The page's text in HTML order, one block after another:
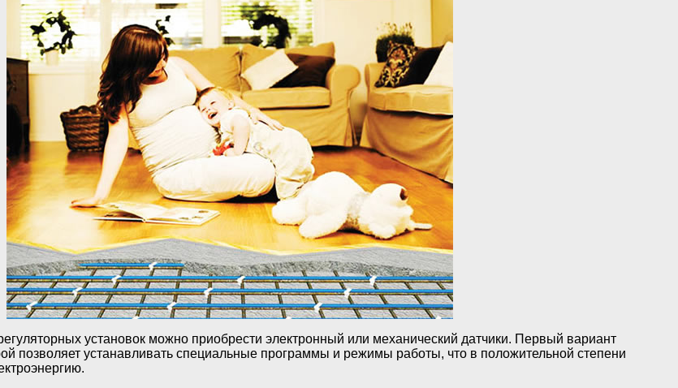
установок можно приобрести электронный или механический датчики. Первый вариант
позволяет устанавливать специальные программы и режимы работы, что в положительной степени